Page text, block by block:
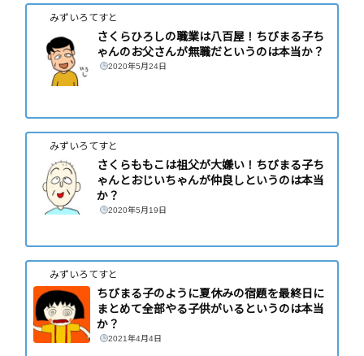
みずいろてすと
さくらひろしの職業は八百屋！ちびまる子ち
ゃんのお父さんが無職だというのは本当か？
2020年5月24日
みずいろてすと
さくらももこは祖父が大嫌い！ちびまる子ち
ゃんとおじいちゃんが仲良しというのは本当
か？
2020年5月19日
みずいろてすと
ちびまる子のように夏休みの宿題を最終日に
まとめて全部やる子供がいるというのは本当
か？
2021年4月4日